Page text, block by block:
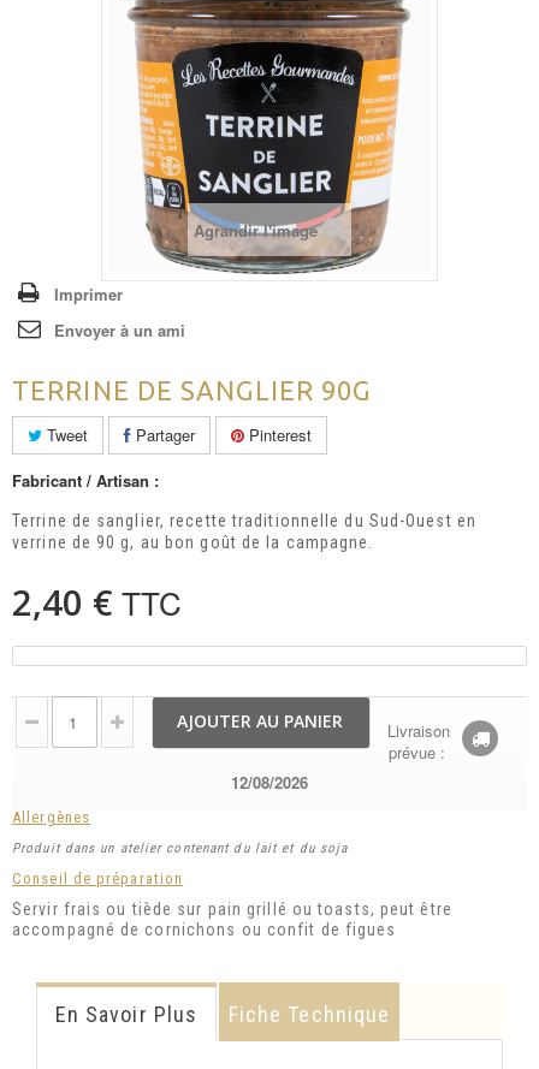
Agrandir l'image
Imprimer
Envoyer à un ami
TERRINE DE SANGLIER 90G
Tweet Partager
Pinterest
Fabricant / Artisan :
Terrine de sanglier, recette traditionnelle du Sud-Ouest en
verrine de 90 g, au bon goût de la campagne.
2,40 € TTC
AJOUTER AU PANIER
Livraison
prévue :
12/08/2026
Allergènes
Produit dans un atelier contenant du lait et du soja
Conseil de préparation
Servir frais ou tiède sur pain grillé ou toasts, peut être
accompagné de cornichons ou confit de figues
En Savoir Plus Fiche Technique